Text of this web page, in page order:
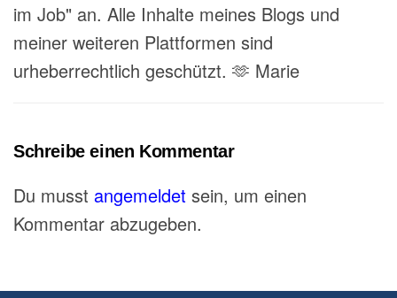
im Job" an. Alle Inhalte meines Blogs und
meiner weiteren Plattformen sind
urheberrechtlich geschützt. 🫶 Marie
Schreibe einen Kommentar
Du musst angemeldet sein, um einen
Kommentar abzugeben.